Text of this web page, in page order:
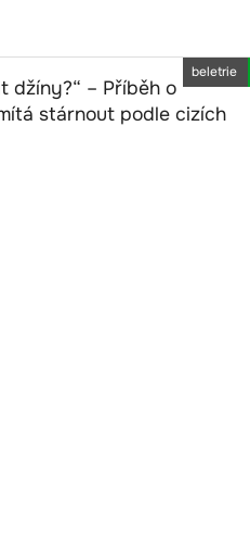
beletrie
džíny?“ – Příběh o
stárnout podle cizích